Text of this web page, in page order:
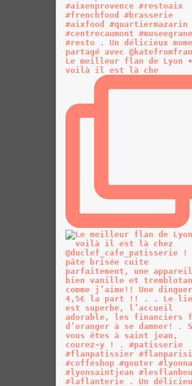
Le meilleur flan de Lyon •
voilà il est là che